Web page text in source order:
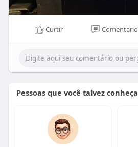
Curtir Comentario
Pessoas que você talvez conheça